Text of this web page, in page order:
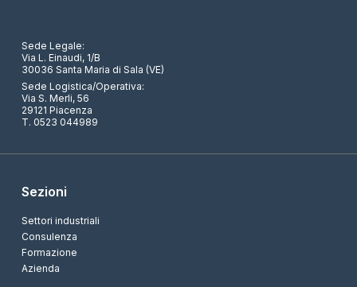
Sede Legale:
Via L. Einaudi, 1/B
30036 Santa Maria di Sala (VE)
Sede Logistica/Operativa:
Via S. Merli, 56
29121 Piacenza
T. 0523 044989
Sezioni
Settori industriali
Consulenza
Formazione
Azienda